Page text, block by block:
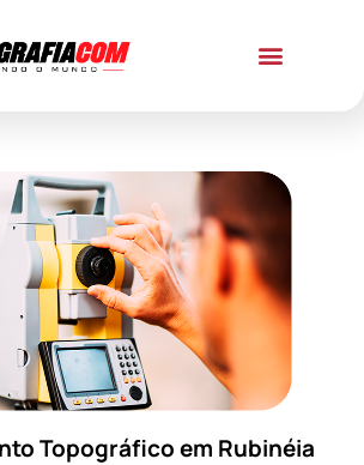
Topográfico em Rubinéia